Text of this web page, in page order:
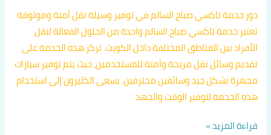
دور خدمة تاكسي صباح السالم في توفير وسيلة نقل آمنة وموثوقة
تعتبر خدمة تاكسي صباح السالم واحدة من الحلول الفعالة لنقل
الأفراد بين المناطق المختلفة داخل الكويت. تركز هذه الخدمة على
تقديم وسائل نقل مريحة وآمنة للمستخدمين، حيث يتم توفير سيارات
مجهزة بشكل جيد وسائقين محترفين. يسعى الكثيرون إلى استخدام
هذه الخدمة لتوفير الوقت والجهد
قراءة المزيد »